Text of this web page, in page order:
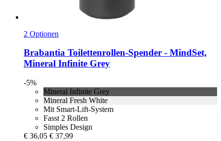
2 Optionen
Brabantia Toilettenrollen-​Spender -​ MindSet,
Mineral Infinite Grey
-5%
Mineral Infinite Grey
Mineral Fresh White
Mit Smart-Lift-System
Fasst 2 Rollen
Simples Design
€ 36,05 € 37,99